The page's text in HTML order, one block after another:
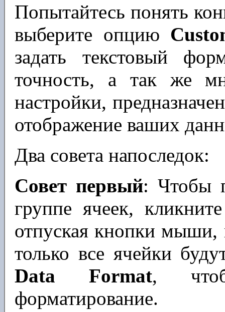
Попытайтесь понять
выберите опцию
задать текстовый
точность, а так же
настройки,
отображение ваших
Два совета напоследок:
Совет первый: Чтобы
группе ячеек,
отпуская кнопки мыши,
только все ячейки
Data Format,
форматирование.